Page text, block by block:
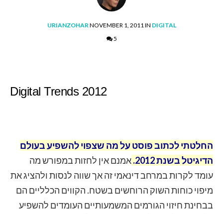
POSTED
URIANZOHARNOVEMBER 1, 2011IN POSTED
DIGITAL
5
Digital Trends 2012
החלטתי לכתוב פוסט על מה שצפוי להשפיע בעולם
הדיגיטל בשנת 2012
.אמנם אין לחזות במפורש מה
עומד לקרות במרחב דינאמי זה אך שווה לנסות ולהציג את
מיפוי כוחות השוק הרוחשים בשטח. הקווים הכלליים הם
בבחינת חיזוי הגורמים המשמעותיים העומדים להשפיע